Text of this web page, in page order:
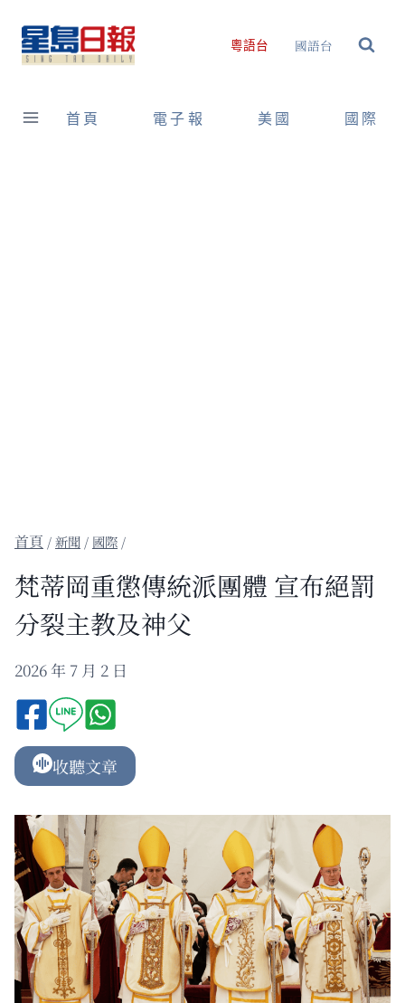
content
粵語台 國語台
首頁 電子報 美國 國際
/新聞 / 國際 /
梵蒂岡重懲傳統派團體 宣布絕罰
分裂主教及神父
2026 年 7 月 2 日
收聽文章